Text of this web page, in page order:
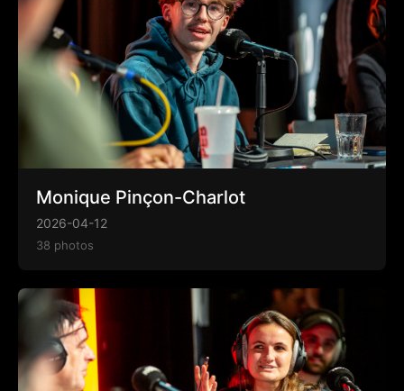
Monique Pinçon-Charlot
2026-04-12
38 photos